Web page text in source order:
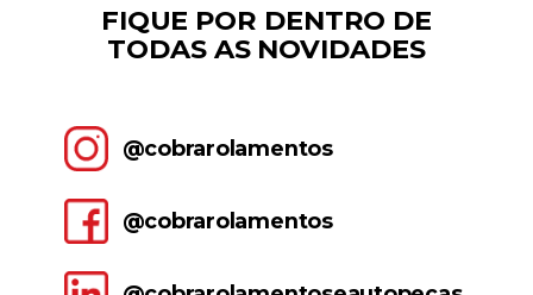
FIQUE POR DENTRO DE
TODAS AS NOVIDADES
@cobrarolamentos
@cobrarolamentos